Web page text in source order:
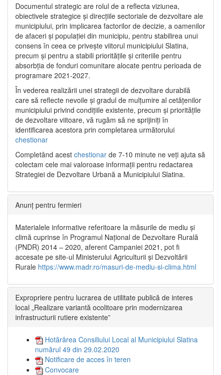
Documentul strategic are rolul de a reflecta viziunea,
obiectivele strategice și direcțiile sectoriale de dezvoltare ale
municipiului, prin implicarea factorilor de decizie, a oamenilor
de afaceri și populației din municipiu, pentru stabilirea unui
consens în ceea ce privește viitorul municipiului Slatina,
precum și pentru a stabili prioritățile și criteriile pentru
absorbția de fonduri comunitare alocate pentru perioada de
programare 2021-2027.
În vederea realizării unei strategii de dezvoltare durabilă
care să reflecte nevoile și gradul de mulțumire al cetățenilor
municipiului privind condițiile existente, precum și prioritățile
de dezvoltare viitoare, vă rugăm să ne sprijiniți în
identificarea acestora prin completarea următorului
chestionar
Completând acest chestionar de 7-10 minute ne veți ajuta să
colectam cele mai valoroase informații pentru redactarea
Strategiei de Dezvoltare Urbană a Municipiului Slatina.
Anunț pentru fermieri
Materialele informative referitoare la măsurile de mediu și
climă cuprinse în Programul Național de Dezvoltare Rurală
(PNDR) 2014 – 2020, aferent Campaniei 2021, pot fi
accesate pe site-ul Ministerului Agriculturii și Dezvoltării
Rurale https://www.madr.ro/masuri-de-mediu-si-clima.html
Expropriere pentru lucrarea de utilitate publică de interes
local „Realizare variantă ocolitoare prin modernizarea
infrastructurii rutiere existente”
Hotărârea Consiliului Local al Municipiului Slatina
numărul 49 din 29.02.2020
Notificare de acces în teren
Convocare